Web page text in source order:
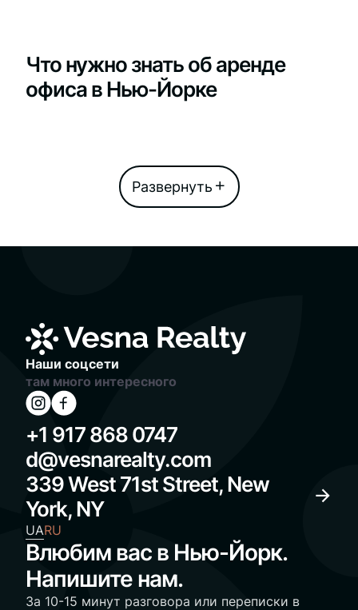
Что нужно знать об аренде
офиса в Нью-Йорке
Наши соцсети
там много интересного
+1 917 868 0747
d@vesnarealty.com
339 West 71st Street, New
York, NY
UARU
Влюбим вас в Нью-Йорк.
Напишите нам.
За 10-15 минут разговора или переписки в